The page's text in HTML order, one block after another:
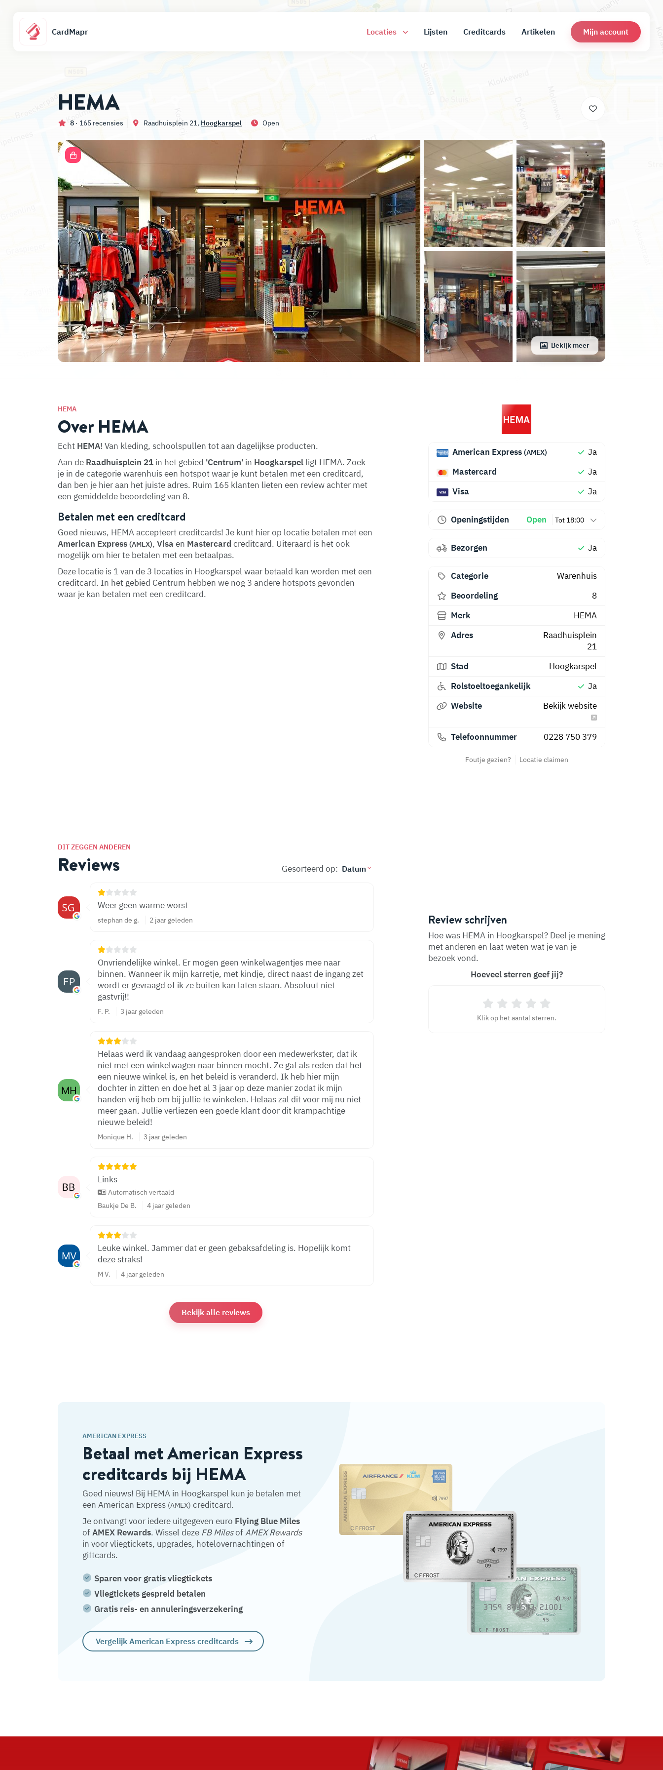
CardMapr Locaties Lijsten Creditcards Artikelen Mijn account
HEMA
8 · 165 recensies Raadhuisplein 21, Hoogkarspel Open
Bekijk meer
HEMA
Over HEMA
Echt HEMA! Van kleding, schoolspullen tot aan dagelijkse producten.
Aan de Raadhuisplein 21 in het gebied 'Centrum' in Hoogkarspel ligt HEMA. Zoek
je in de categorie warenhuis een hotspot waar je kunt betalen met een creditcard,
dan ben je hier aan het juiste adres. Ruim 165 klanten lieten een review achter met
een gemiddelde beoordeling van 8.
Betalen met een creditcard
Goed nieuws, HEMA accepteert creditcards! Je kunt hier op locatie betalen met een
American Express (AMEX), Visa en Mastercard creditcard. Uiteraard is het ook
mogelijk om hier te betalen met een betaalpas.
Deze locatie is 1 van de 3 locaties in Hoogkarspel waar betaald kan worden met een
creditcard. In het gebied Centrum hebben we nog 3 andere hotspots gevonden
waar je kan betalen met een creditcard.
American Express (AMEX)
Ja
Mastercard
Ja
Visa
Ja
Openingstijden Open Tot 18:00
Bezorgen Ja
Categorie
Warenhuis
Beoordeling
8
Merk
HEMA
Adres
Raadhuisplein
21
Stad
Hoogkarspel
Rolstoeltoegankelijk
Ja
Website
Bekijk website
Telefoonnummer 0228 750 379
Foutje gezien? Locatie claimen
DIT ZEGGEN ANDEREN
Reviews Gesorteerd op:
Weer geen warme worst
stephan de g. 2 jaar geleden
Onvriendelijke winkel. Er mogen geen winkelwagentjes mee naar
binnen. Wanneer ik mijn karretje, met kindje, direct naast de ingang zet
wordt er gevraagd of ik ze buiten kan laten staan. Absoluut niet
gastvrij!!
F. P. 3 jaar geleden
Helaas werd ik vandaag aangesproken door een medewerkster, dat ik
niet met een winkelwagen naar binnen mocht. Ze gaf als reden dat het
een nieuwe winkel is, en het beleid is veranderd. Ik heb hier mijn
dochter in zitten en doe het al 3 jaar op deze manier zodat ik mijn
handen vrij heb om bij jullie te winkelen. Helaas zal dit voor mij nu niet
meer gaan. Jullie verliezen een goede klant door dit krampachtige
nieuwe beleid!
Monique H. 3 jaar geleden
Links
Automatisch vertaald
Baukje De B.
4 jaar geleden
Leuke winkel. Jammer dat er geen gebaksafdeling is. Hopelijk komt
deze straks!
M V. 4 jaar geleden
Bekijk alle reviews
Review schrijven
Hoe was HEMA in Hoogkarspel? Deel je mening
met anderen en laat weten wat je van je
bezoek vond.
Hoeveel sterren geef jij?
Klik op het aantal sterren.
AMERICAN EXPRESS
Betaal met American Express
creditcards bij HEMA
Goed nieuws! Bij HEMA in Hoogkarspel kun je betalen met
een American Express (AMEX) creditcard.
Je ontvangt voor iedere uitgegeven euro Flying Blue Miles
ofAMEX Rewards. Wissel deze FB MilesofAMEX Rewards
in voor vliegtickets, upgrades, hotelovernachtingen of
giftcards.
Sparen voor gratis vliegtickets
Vliegtickets gespreid betalen
Gratis reis- en annuleringsverzekering
Vergelijk American Express creditcards